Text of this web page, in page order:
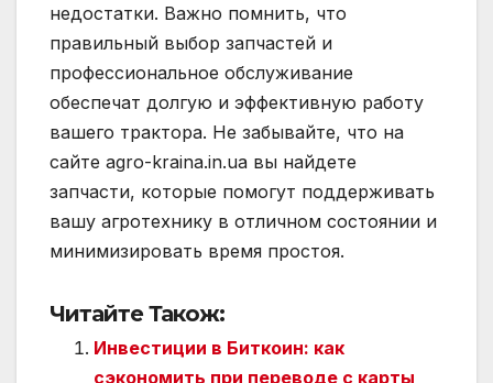
недостатки. Важно помнить, что
правильный выбор запчастей и
профессиональное обслуживание
обеспечат долгую и эффективную работу
вашего трактора. Не забывайте, что на
сайте agro-kraina.in.ua вы найдете
запчасти, которые помогут поддерживать
вашу агротехнику в отличном состоянии и
минимизировать время простоя.
Читайте Також:
Инвестиции в Биткоин: как
сэкономить при переводе с карты